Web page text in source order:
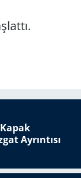
Ayrıntısı